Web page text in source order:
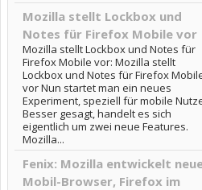
Mozilla stellt Lockbox und
Notes für Firefox Mobile vor
Mozilla stellt Lockbox und Notes für
Firefox Mobile vor: Mozilla stellt
Lockbox und Notes für Firefox
vor Nun startet man ein neues
Experiment, speziell für mobile
Besser gesagt, handelt es sich
eigentlich um zwei neue Features.
Mozilla...
Fenix: Mozilla entwickelt
Mobil-Browser, Firefox im